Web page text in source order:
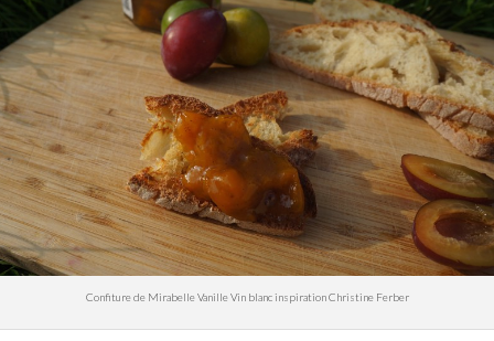
Confiture de Mirabelle Vanille Vin blanc inspiration Christine Ferber